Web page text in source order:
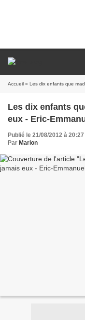
Accueil » Les dix enfants que
Les dix enfants
eux - Eric-
Publié le 21/08/2012 à 20:27
Par Marion